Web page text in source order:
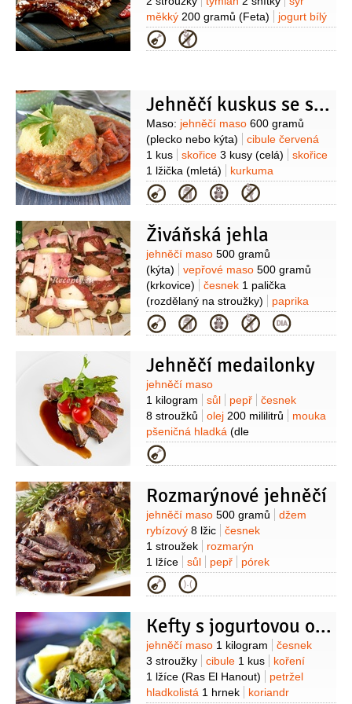
měkký 200 gramů (Feta)
jogurt bílý
5 lžic
máta
Kategorie
Jehněčí kuskus se skořicí, švestkami a mandlemi
Suroviny
Maso: jehněčí maso 600 gramů
(plecko nebo kýta)
cibule červená
1 kus
skořice 3 kusy (celá)
skořice
1 lžička (mletá)
kurkuma
1 lžička
zázvor 1 lžička
(mletý)
švestky sušené
sezamová 1 lžíce Příloha:
400 gramů
citron 1 kus
hladkolistá1 hrst skořice
(celá)
vývar kuřecí
500 mililitrů
mandle
100 gramů
datle
100 gramů
sůl bobkový list
Kategorie
Živáňská jehla
Suroviny
jehněčí maso 500 gramů
(kýta)
vepřové maso 500 gramů
(krkovice)
česnek 1 palička
(rozdělaný na stroužky)
paprika
sladká2 lžíce cibule4 kusy
(větší)
slanina400 gramů
brambory
červená2 kusy (nakrájená na
trojúhelníčky)
petržel hladkolistá
3 lžíce
(nasekaná)
Kategorie
Jehněčí medailonky
Suroviny
jehněčí maso
1 kilogram
sůl pepř
česnek
8 stroužků
olej 200 mililitrů
mouka
pšeničná hladká (dle
potřeby)
1 kus
žampiony200 gramů
Kategorie
Rozmarýnové jehněčí
Suroviny
jehněčí maso 500 gramů
džem
rybízový 8 lžic
česnek
1 stroužek
rozmarýn
1 lžíce
sůl pepř
pórek
1 kus
brambory
1 lžíce
Kategorie
Kefty s jogurtovou omáčkou s česnekem
Suroviny
jehněčí maso 1 kilogram
česnek
3 stroužky
cibule 1 kus
koření
1 lžíce (Ras El Hanout)
petržel
hladkolistá 1 hrnek
koriandr